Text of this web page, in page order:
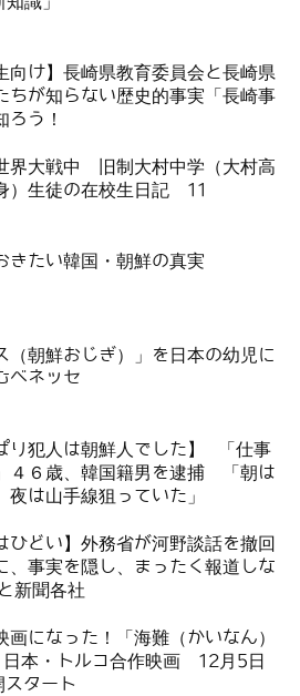
向け】長崎県教育委員会と長崎県
ちが知らない歴史的事実「長崎事
ろう！
界大戦中 旧制大村中学（大村高
）生徒の在校生日記 11
きたい韓国・朝鮮の真実
（朝鮮おじぎ）」を日本の幼児に
ベネッセ
り犯人は朝鮮人でした】 「仕事
４６歳、韓国籍男を逮捕 「朝は
夜は山手線狙っていた」
ひどい】外務省が河野談話を撤回
、事実を隠し、まったく報道しな
新聞各社
画になった！「海難（かいなん）
本・トルコ合作映画 12月5日
タート